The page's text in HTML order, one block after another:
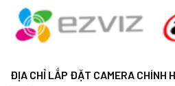
ĐỊA CHỈ LẮP ĐẶT CAMERA CHÍNH